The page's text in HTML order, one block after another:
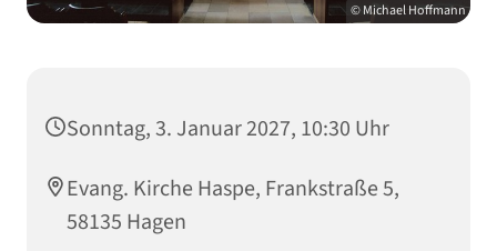
© Michael Hoffmann
Sonntag, 3. Januar 2027, 10:30 Uhr
Evang. Kirche Haspe, Frankstraße 5,
58135 Hagen